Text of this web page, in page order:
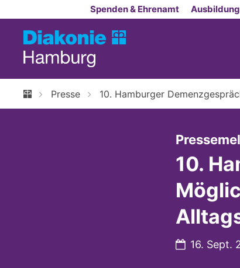
Zum Inhalt springenSpenden & Ehrenamt
Presse 10. Hamburger
10.
Datum:
16. Sept.